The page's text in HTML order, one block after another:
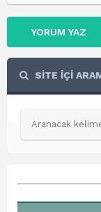
YORUM YAZ
SİTE İÇİ